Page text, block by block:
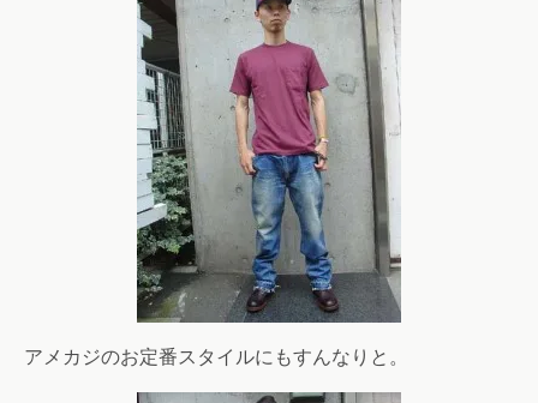
アメカジのお定番スタイルにもすんなりと。